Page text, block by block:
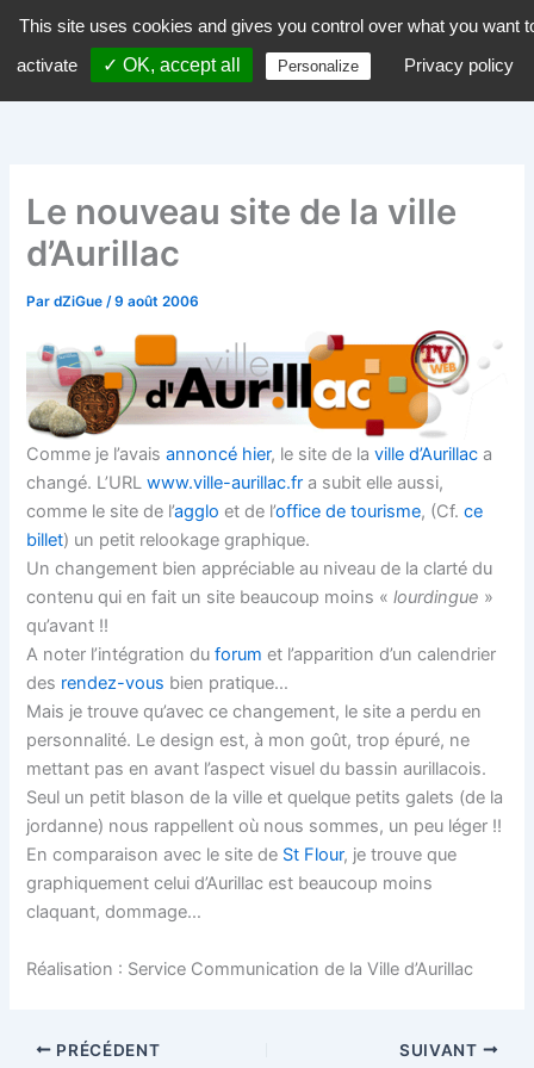
contenu
dZiGue
Le nouveau site de la ville
d’Aurillac
PardZiGue/9 août 2006
Comme je l’avaisannoncé hier, le site de laville d’Aurillac a
changé. L’URLwww.ville-aurillac.fr a subit elle aussi,
comme le site de l’agglo et de l’office de tourisme, (Cf.ce
billet) un petit relookage graphique.
Un changement bien appréciable au niveau de la clarté du
contenu qui en fait un site beaucoup moins «lourdingue »
qu’avant !!
A noter l’intégration duforum et l’apparition d’un calendrier
des rendez-vous bien pratique…
Mais je trouve qu’avec ce changement, le site a perdu en
personnalité. Le design est, à mon goût, trop épuré, ne
mettant pas en avant l’aspect visuel du bassin aurillacois.
Seul un petit blason de la ville et quelque petits galets (de la
jordanne) nous rappellent où nous sommes, un peu léger !!
En comparaison avec le site de St Flour, je trouve que
graphiquement celui d’Aurillac est beaucoup moins
claquant, dommage…
Réalisation : Service Communication de la Ville d’Aurillac
PRÉCÉDENT SUIVANT
This site uses cookies and gives you control over what you want
activate
✓ OK, accept all Personalize Privacy policy